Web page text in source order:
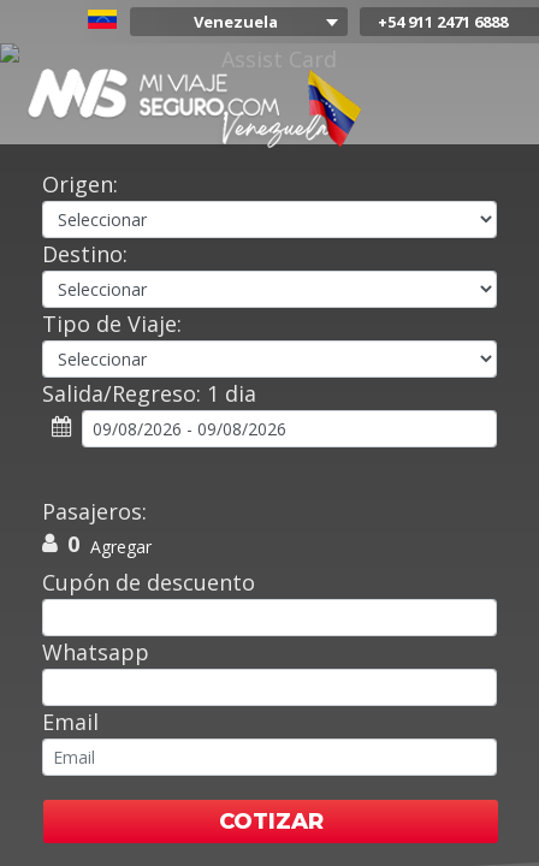
+54 911 2471 6888
Venezuela
Argentina
Colombia
Mexico
Chile
Origen:
Destino:
Tipo de Viaje:
Salida/Regreso: 1 dia
Pasajeros:
0 Agregar
Cupón de descuento
Whatsapp
Email
COTIZAR